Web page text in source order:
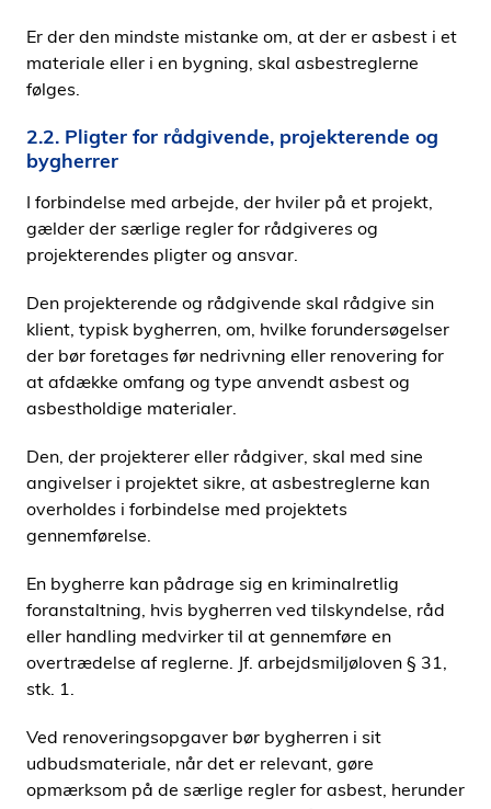
Er der den mindste mistanke om, at der er asbest i et
materiale eller i en bygning, skal asbestreglerne
følges.
2.2. Pligter for rådgivende, projekterende og
bygherrer
I forbindelse med arbejde, der hviler på et projekt,
gælder der særlige regler for rådgiveres og
projekterendes pligter og ansvar.
Den projekterende og rådgivende skal rådgive sin
klient, typisk bygherren, om, hvilke forundersøgelser
der bør foretages før nedrivning eller renovering for
at afdække omfang og type anvendt asbest og
asbestholdige materialer.
Den, der projekterer eller rådgiver, skal med sine
angivelser i projektet sikre, at asbestreglerne kan
overholdes i forbindelse med projektets
gennemførelse.
En bygherre kan pådrage sig en kriminalretlig
foranstaltning, hvis bygherren ved tilskyndelse, råd
eller handling medvirker til at gennemføre en
overtrædelse af reglerne. Jf. arbejdsmiljøloven § 31,
stk. 1.
Ved renoveringsopgaver bør bygherren i sit
udbudsmateriale, når det er relevant, gøre
opmærksom på de særlige regler for asbest, herunder